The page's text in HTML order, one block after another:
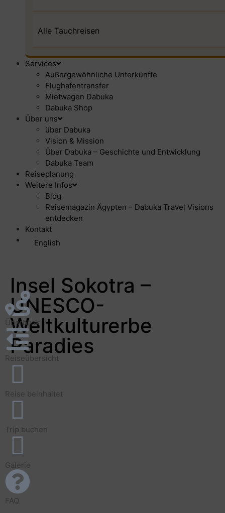
Alle Tauchreisen
Services
Außergewöhnliche Unterkünfte
Flughafentransfer
Mietwagen Dabuka
Dabuka Shop
Über uns
über Dabuka
Vision & Mission
Über Dabuka – Geschichte und Entwicklung
Dabuka Team
Reiseplanung
Weitere Infos
Blog
Reisemagazin Ägypten – Dabuka Travel Visions
entdecken
Kontakt
English
Insel Sokotra –
UNESCO-
Weltkulturerbe
Paradies
Überblick
Reiseübersicht
Reise beinhaltet
Trip buchen
Galerie
FAQ